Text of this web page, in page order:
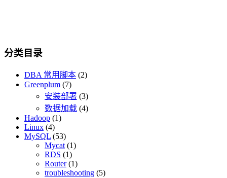
分类目录
DBA 常用脚本 (2)
Greenplum (7)
安装部署 (3)
数据加载 (4)
Hadoop (1)
Linux (4)
MySQL (53)
Mycat (1)
RDS (1)
Router(1)
troubleshooting (5)